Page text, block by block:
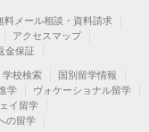
料メール相談・資料請求
アクセスマップ
金保証
学校検索
国別留学情報
学
ヴォケーショナル留学
イ留学
の留学